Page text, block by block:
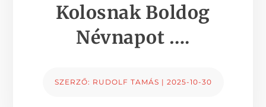
Kolosnak Boldog
Névnapot ….
SZERZŐ: RUDOLF TAMÁS | 2025-10-30